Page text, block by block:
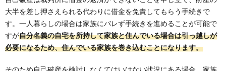
大半を差し押さえられる代わりに借金を免責してもらう手続きで
す。一人暮らしの場合は家族にバレず手続きを進めることが可能で
すが自分名義の自宅を所持して家族と住んでいる場合は引っ越しが
必要になるため、住んでいる家族を巻き込むことになります。
そのため自己破産を検討しなくてはいけない状況にある場合、家族